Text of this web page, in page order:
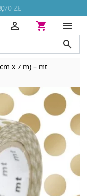
ZŁ




x 7 m) – mt